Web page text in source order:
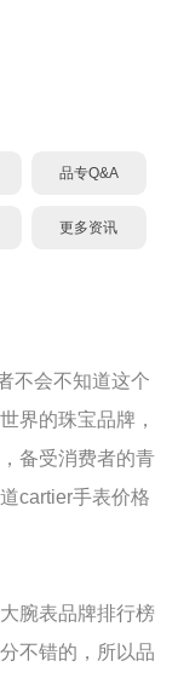
品专Q&A
更多资讯
会不知道这个
界的珠宝品牌，
备受消费者的青
cartier手表价格
腕表品牌排行榜
不错的，所以品